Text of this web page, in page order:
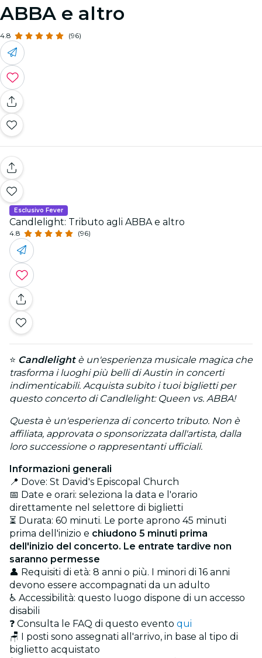
ABBA e altro
4.8 (96)
Esclusivo Fever
Candlelight: Tributo agli ABBA e altro
4.8 (96)
⭐ Candlelightè un'esperienza musicale magica che
trasforma i luoghi più belli di Austin in concerti
indimenticabili. Acquista subito i tuoi biglietti per
questo concerto di Candlelight: Queen vs. ABBA!
Questa è un'esperienza di concerto tributo. Non è
affiliata, approvata o sponsorizzata dall'artista, dalla
loro successione o rappresentanti ufficiali.
Informazioni generali
📍 Dove: St David's Episcopal Church
📅 Date e orari: seleziona la data e l'orario
direttamente nel selettore di biglietti
⏳ Durata: 60 minuti. Le porte aprono 45 minuti
prima dell'inizio e chiudono 5 minuti prima
dell'inizio del concerto. Le entrate tardive non
saranno permesse
👤 Requisiti di età: 8 anni o più. I minori di 16 anni
devono essere accompagnati da un adulto
♿ Accessibilità: questo luogo dispone di un accesso
disabili
❓ Consulta le FAQ di questo evento qui
🪑 I posti sono assegnati all'arrivo, in base al tipo di
biglietto acquistato